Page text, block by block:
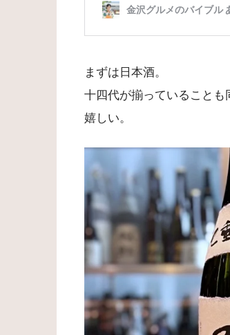
まずは日本酒。
十四代が揃っていること
嬉しい。